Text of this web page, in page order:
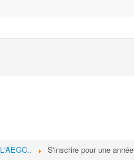
L'AEGC.. S'inscrire pour une